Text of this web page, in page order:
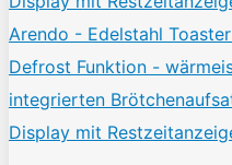
Arendo - Edelstahl
Defrost Funktion -
integrierten
Display mit